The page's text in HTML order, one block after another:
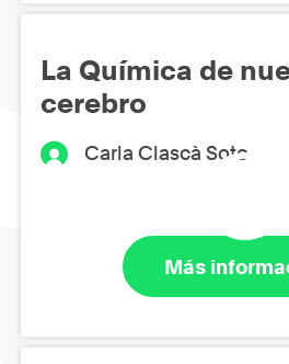
La Química de
cerebro
Carla Clascà Soto
Más